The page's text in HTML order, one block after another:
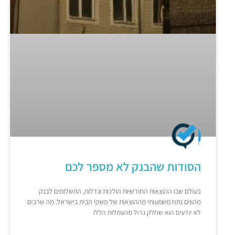
הסודות שהבנק לא מספר לכם
בעולם שבו ההוצאות החודשיות הולכות וגדלות, התשלומים לבנק
מהווים נתח משמעותי מההוצאות של משקי הבית בישראל. מה שרבים
לא יודעים הוא שחלק גדול מהעמלות הללו